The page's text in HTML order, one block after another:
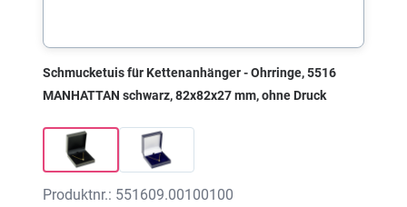
Schmucketuis für Kettenanhänger - Ohrringe, 5516
MANHATTAN schwarz, 82x82x27 mm, ohne Druck
Produktnr.: 551609.00100100